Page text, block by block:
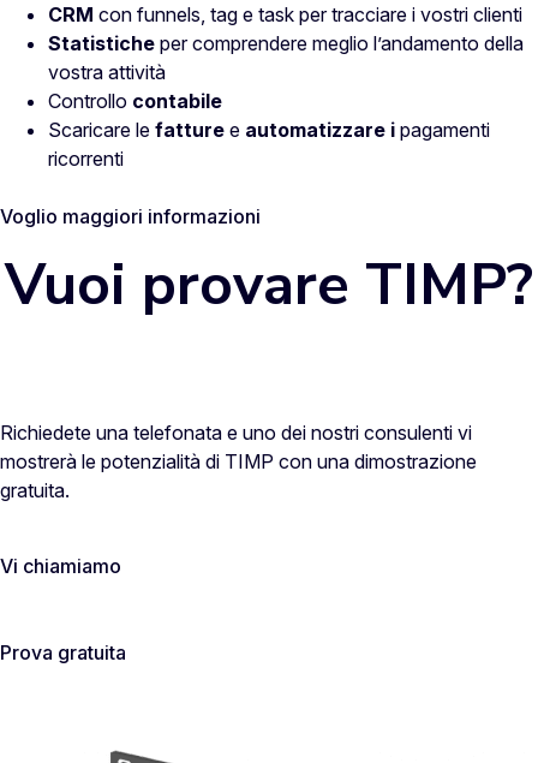
CRM con funnels, tag e task per tracciare i vostri clienti
Statistiche per comprendere meglio l’andamento della
vostra attività
Controllo contabile
Scaricare le fatture e automatizzare i pagamenti
ricorrenti
Voglio maggiori informazioni
Vuoi provare TIMP?
Richiedete una telefonata e uno dei nostri consulenti vi
mostrerà le potenzialità di TIMP con una dimostrazione
gratuita.
Vi chiamiamo
Prova gratuita